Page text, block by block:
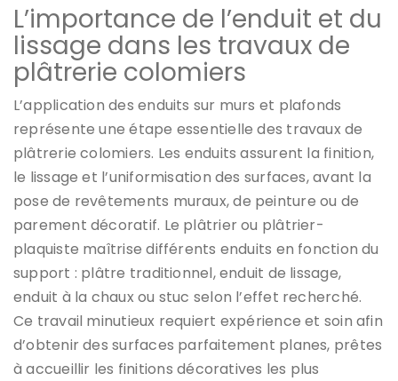
L’importance de l’enduit et du
lissage dans les travaux de
plâtrerie colomiers
L’application des enduits sur murs et plafonds
représente une étape essentielle des travaux de
plâtrerie colomiers. Les enduits assurent la finition,
le lissage et l’uniformisation des surfaces, avant la
pose de revêtements muraux, de peinture ou de
parement décoratif. Le plâtrier ou plâtrier-
plaquiste maîtrise différents enduits en fonction du
support : plâtre traditionnel, enduit de lissage,
enduit à la chaux ou stuc selon l’effet recherché.
Ce travail minutieux requiert expérience et soin afin
d’obtenir des surfaces parfaitement planes, prêtes
à accueillir les finitions décoratives les plus